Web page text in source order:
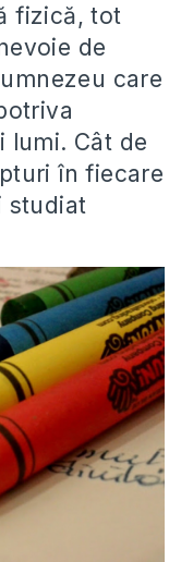
fizică, tot
de
care
lumi. Cât de
în fiecare
studiat